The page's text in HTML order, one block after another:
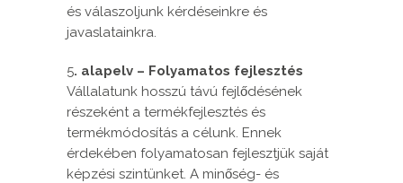
és válaszoljunk kérdéseinkre és
javaslatainkra.
5. alapelv – Folyamatos fejlesztés
Vállalatunk hosszú távú fejlődésének
részeként a termékfejlesztés és
termékmódosítás a célunk. Ennek
érdekében folyamatosan fejlesztjük saját
képzési szintünket. A minőség- és